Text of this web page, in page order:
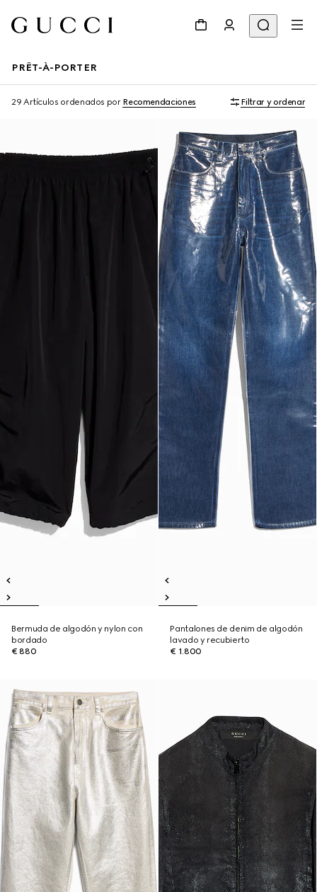
PRÊT-À-PORTER
29 Artículos ordenados por Recomendaciones Filtrar y ordenar
Bermuda de algodón y nylon con
bordado
€ 880
Pantalones de denim de algodón
lavado y recubierto
€ 1.800